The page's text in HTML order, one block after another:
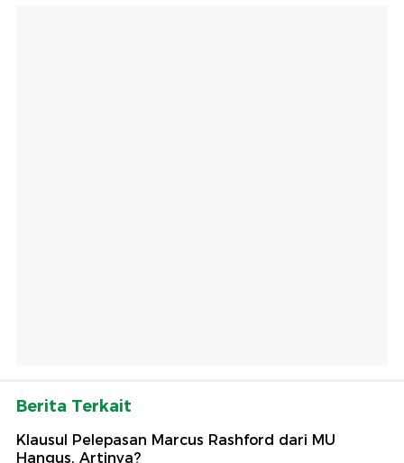
Berita Terkait
Klausul Pelepasan Marcus Rashford dari MU
Hangus, Artinya?